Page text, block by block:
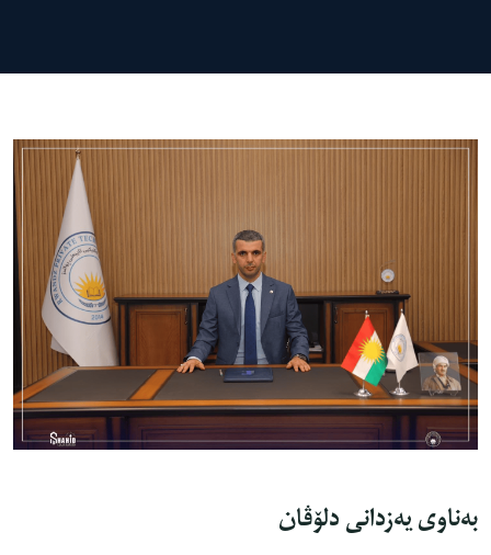
بەناوی یەزدانی دلۆڤان